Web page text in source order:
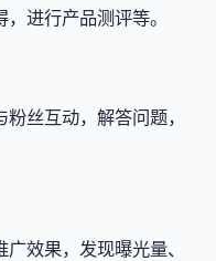
进行产品测评等。
丝互动，解答问题，
效果，发现曝光量、